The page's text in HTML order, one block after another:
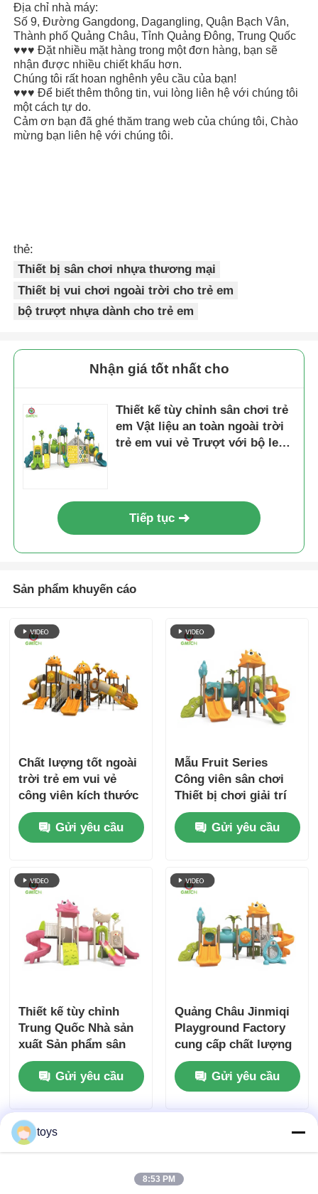
Địa chỉ nhà máy:
Số 9, Đường Gangdong, Dagangling, Quận Bạch Vân,
Thành phố Quảng Châu, Tỉnh Quảng Đông, Trung Quốc
♥♥♥ Đặt nhiều mặt hàng trong một đơn hàng, bạn sẽ
nhận được nhiều chiết khấu hơn.
Chúng tôi rất hoan nghênh yêu cầu của bạn!
♥♥♥ Để biết thêm thông tin, vui lòng liên hệ với chúng tôi
một cách tự do.
Cảm ơn bạn đã ghé thăm trang web của chúng tôi, Chào
mừng bạn liên hệ với chúng tôi.
thẻ:
Thiết bị sân chơi nhựa thương mại
Thiết bị vui chơi ngoài trời cho trẻ em
bộ trượt nhựa dành cho trẻ em
Nhận giá tốt nhất cho
Thiết kế tùy chỉnh sân chơi trẻ
em Vật liệu an toàn ngoài trời
trẻ em vui vẻ Trượt với bộ leo
Tiếp tục
Sản phẩm khuyến cáo
Chất lượng tốt ngoài
trời trẻ em vui vẻ
công viên kích thước
lớn sân chơi slide
thiết lập công cộng
mở chơi thiết bị nhà
Gửi yêu cầu
Mẫu Fruit Series
Công viên sân chơi
Thiết bị chơi giải trí
Đồ chơi chơi Đồ chơi
bền sân chơi Bộ slide
nhựa
Gửi yêu cầu
Thiết kế tùy chỉnh
Trung Quốc Nhà sản
xuất Sản phẩm sân
chơi ngoài trời vui vẻ
Khu chơi trẻ em giải
trí Sản phẩm trượt
trượt để bán
Gửi yêu cầu
Quảng Châu Jinmiqi
Playground Factory
cung cấp chất lượng
cao trẻ em ngoài trời
slide bộ quyến rũ trẻ
em trang thiết bị sân
chơi bộ chơi
Gửi yêu cầu
toys
8:53 PM